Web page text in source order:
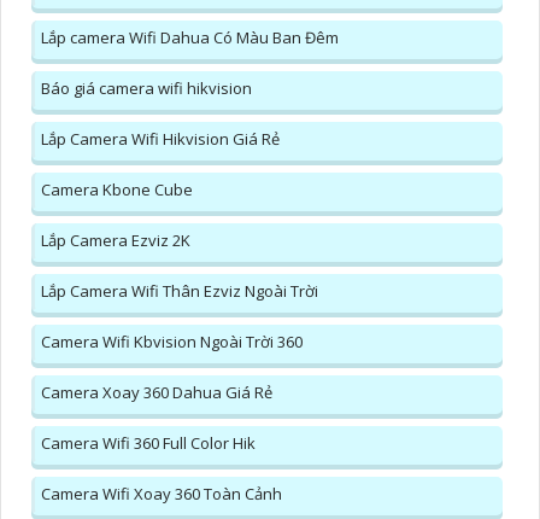
Lắp camera Wifi Dahua Có Màu Ban Đêm
Báo giá camera wifi hikvision
Lắp Camera Wifi Hikvision Giá Rẻ
Camera Kbone Cube
Lắp Camera Ezviz 2K
Lắp Camera Wifi Thân Ezviz Ngoài Trời
Camera Wifi Kbvision Ngoài Trời 360
Camera Xoay 360 Dahua Giá Rẻ
Camera Wifi 360 Full Color Hik
Camera Wifi Xoay 360 Toàn Cảnh